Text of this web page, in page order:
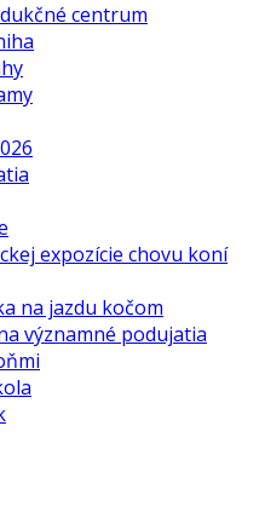
centrum
expozície chovu koní
na jazdu kočom
významné podujatia